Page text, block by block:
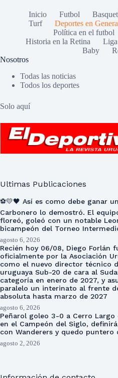
Inicio Futbol
Turf
Deportes en
Política en el futbol
Historia en la Retina
Baby
Nosotros
Todas las noticias
Todos los deportes
Solo aquí
Ultimas Publicaciones
⚽💛🖤 Así es como debe ganar
Carbonero lo demostró. El
floreó, goleó con un notable
bicampeón del Torneo
agosto 6, 2026
Recién hoy 06/08, Diego Forlán
oficialmente por la Asociación
como el nuevo director técnico
uruguaya Sub-20 de cara al
categoría en enero de 2027, y
paralelo un interinato al frente
absoluta hasta marzo de 2027
agosto 6, 2026
Peñarol goleo 3-0 a Cerro
en el Campeón del Siglo,
con Wanderers y quedo puntero
agosto 2, 2026